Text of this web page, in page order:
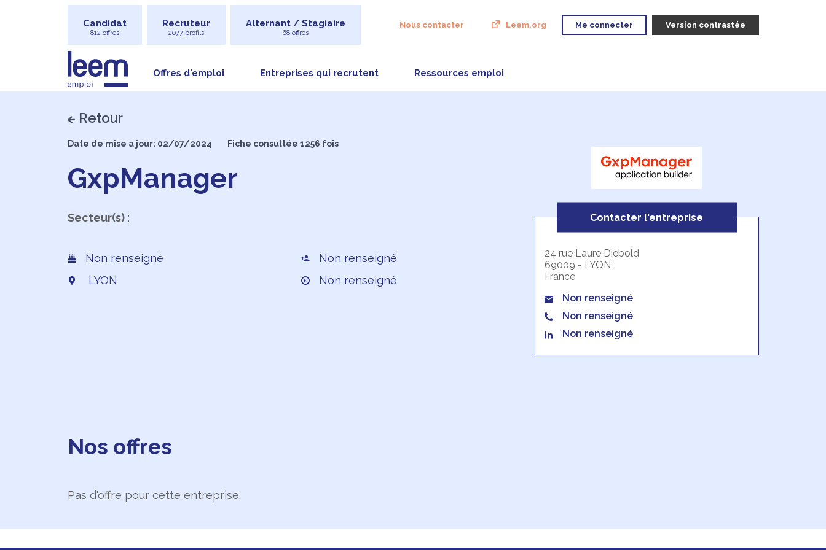
Candidat
812 offres
Recruteur
2077 profils
Alternant / Stagiaire
68 offres
Nous contacter Leem.org Me connecter Version contrastée
Offres d'emploi Entreprises qui recrutent Ressources emploi
Retour
Date de mise a jour: 02/07/2024 Fiche consultée 1256 fois
GxpManager
Secteur(s):
Non renseigné
LYON
Non renseigné
Non renseigné
Contacter l'entreprise
24 rue Laure Diebold
69009 - LYON
France
Non renseigné
Non renseigné
Non renseigné
Nos offres
Pas d'offre pour cette entreprise.